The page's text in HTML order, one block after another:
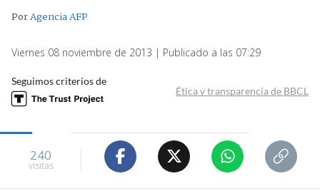
PorAgencia AFP
Viernes 08 noviembre de 2013 | Publicado a las 07:29
Seguimos criterios de
Ética y transparencia de BBCL
240
visitas